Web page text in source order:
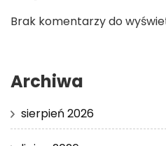
Brak komentarzy do
Archiwa
sierpień 2026